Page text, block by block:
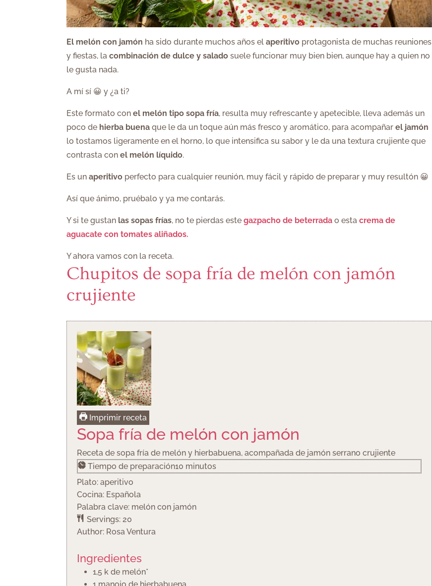
El melón con jamón ha sido durante muchos años elaperitivo protagonista de muchas reuniones
y fiestas, lacombinación de dulce y salado suele funcionar muy bien bien, aunque hay a quien no
le gusta nada.
A mí sí 😀 y ¿a ti?
Este formato conel melón tipo sopa fría, resulta muy refrescante y apetecible, lleva además un
poco de hierba buena que le da un toque aún más fresco y aromático, para acompañarel jamón
lo tostamos ligeramente en el horno, lo que intensifica su sabor y le da una textura crujiente que
contrasta conel melón líquido.
Es unaperitivo perfecto para cualquier reunión, muy fácil y rápido de preparar y muy resultón 😀
Así que ánimo, pruébalo y ya me contarás.
Y si te gustan las sopas frías, no te pierdas estegazpacho de beterrada o estacrema de
aguacate con tomates aliñados.
Y ahora vamos con la receta.
Chupitos de sopa fría de melón con jamón
crujiente
Imprimir receta
Sopa fría de melón con jamón
Receta de sopa fría de melón y hierbabuena, acompañada de jamón serrano crujiente
Tiempo de preparación10 minutos
minutos
Plato:aperitivo
Cocina: Española
Palabra clave: melón con jamón
Servings:20
Author: Rosa Ventura
Ingredientes
1,5 k de melón*